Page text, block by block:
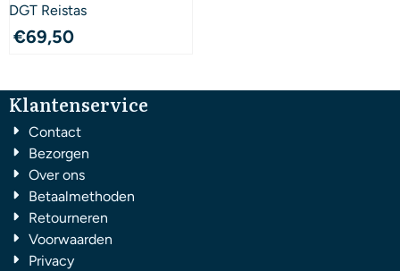
DGT Reistas
€69,50
Klantenservice
Contact
Bezorgen
Over ons
Betaalmethoden
Retourneren
Voorwaarden
Privacy